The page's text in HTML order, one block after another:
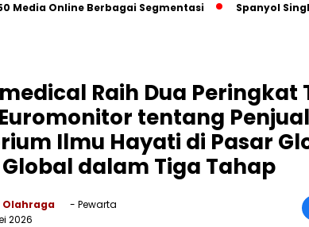
Online Berbagai Segmentasi Spanyol Singkirkan
Raih Dua
tentang
Ilmu Hayati di Pasar
dalam Tiga Tahap
Olahraga
- Pewarta
2026